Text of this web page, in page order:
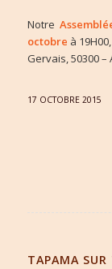
Notre
octobre à
Gervais, 50300 –
17 OCTOBRE 2015
TAPAMA